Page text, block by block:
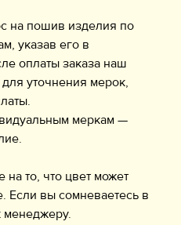
на пошив изделия по
указав его в
оплаты заказа наш
уточнения мерок,
меркам —
то, что цвет может
Если вы сомневаетесь в
менеджеру.